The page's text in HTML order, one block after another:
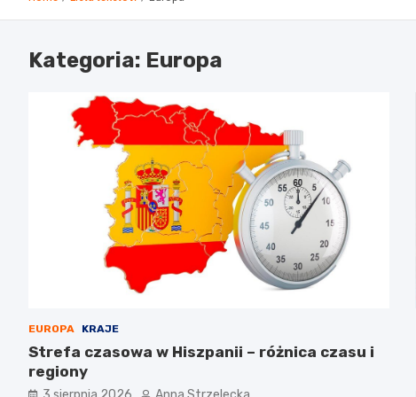
Kategoria: Europa
EUROPA KRAJE
Strefa czasowa w Hiszpanii – różnica czasu i
regiony